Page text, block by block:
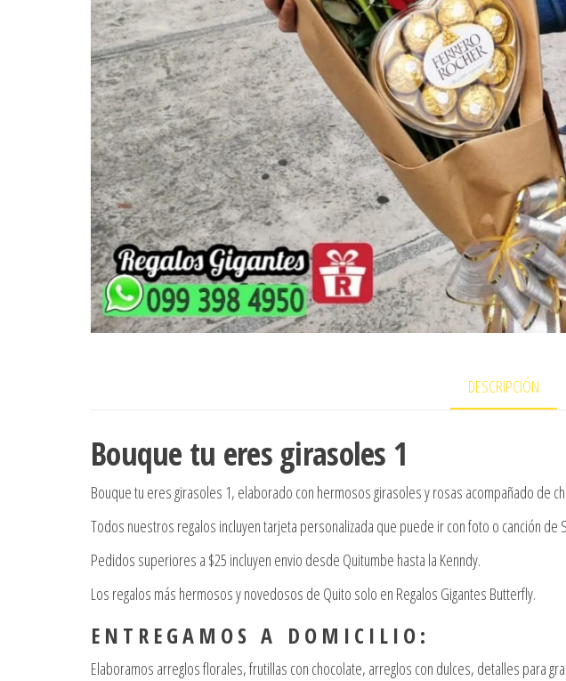
DESCRIPCIÓN
Bouque tu eres girasoles 1
Bouque tu eres girasoles 1, elaborado con hermosos girasoles y rosas acompañado de
Todos nuestros regalos incluyen tarjeta personalizada que puede ir con foto o canción de
Pedidos superiores a $25 incluyen envio desde Quitumbe hasta la Kenndy.
Los regalos más hermosos y novedosos de Quito solo en Regalos Gigantes Butterfly.
E N T R E G A M O S A D O M I C I L I O :
Elaboramos arreglos florales, frutillas con chocolate, arreglos con dulces, detalles para